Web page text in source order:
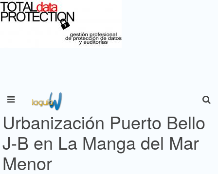
Urbanización Puerto Bello
J-B en La Manga del Mar
Menor